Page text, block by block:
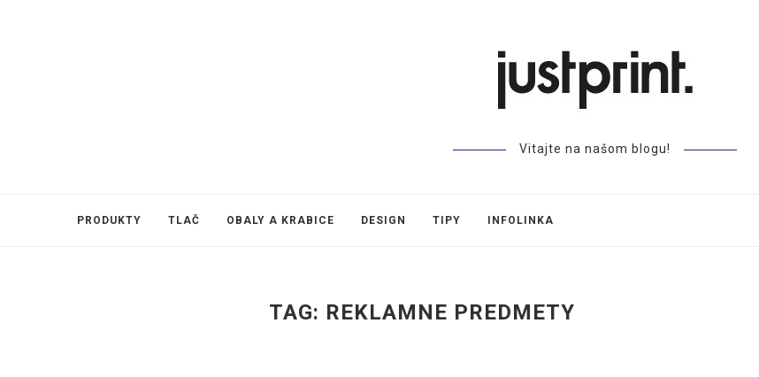
Vitajte na našom blogu!
PRODUKTY TLAČ OBALY A KRABICE DESIGN TIPY INFOLINKA
TAG: REKLAMNE PREDMETY